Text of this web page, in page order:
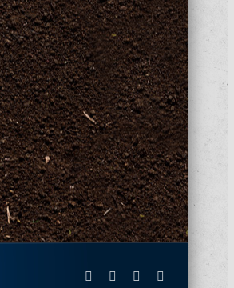
Facebook Instagram